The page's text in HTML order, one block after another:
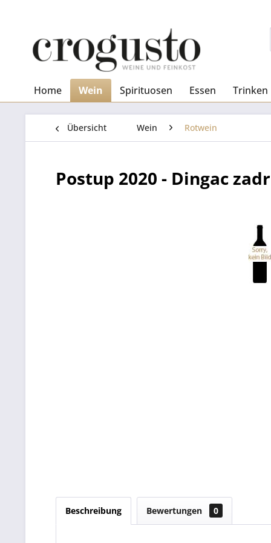
Home Wein Spirituosen Essen Trinken
Übersicht Wein Rotwein
Postup 2020 - Dingac
Beschreibung Bewertungen 0